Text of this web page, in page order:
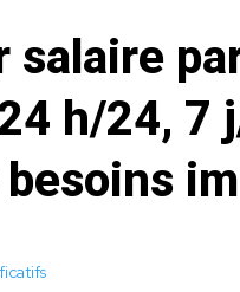
salaire
h/24,
besoins